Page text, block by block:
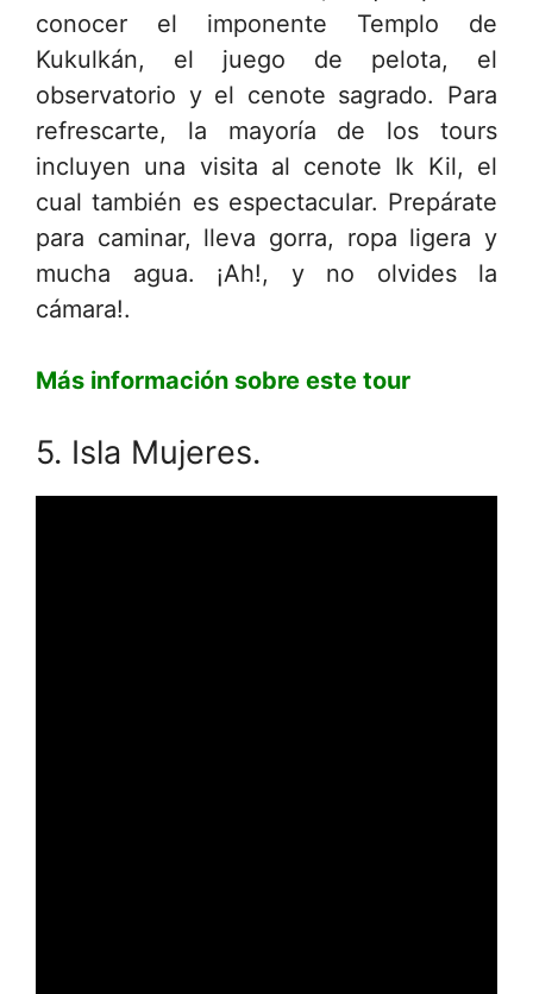
conocer el imponente Templo de
Kukulkán, el juego de pelota, el
observatorio y el cenote sagrado. Para
refrescarte, la mayoría de los tours
incluyen una visita al cenote Ik Kil, el
cual también es espectacular. Prepárate
para caminar, lleva gorra, ropa ligera y
mucha agua. ¡Ah!, y no olvides la
cámara!.
Más información sobre este tour
5. Isla Mujeres.